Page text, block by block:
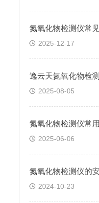
氮氧化物检测仪常
2025-12-17
2025-08-05
2025-06-06
氮氧化物检测仪的
2024-10-23